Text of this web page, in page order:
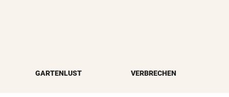
GARTENLUST VERBRECHEN